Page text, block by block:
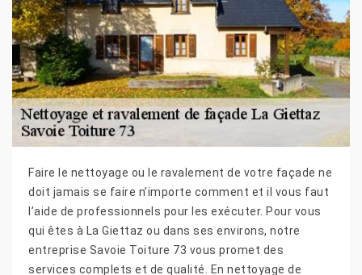
Faire le nettoyage ou le ravalement de votre façade ne
doit jamais se faire n’importe comment et il vous faut
l’aide de professionnels pour les exécuter. Pour vous
qui êtes à La Giettaz ou dans ses environs, notre
entreprise Savoie Toiture 73 vous promet des
services complets et de qualité. En nettoyage de